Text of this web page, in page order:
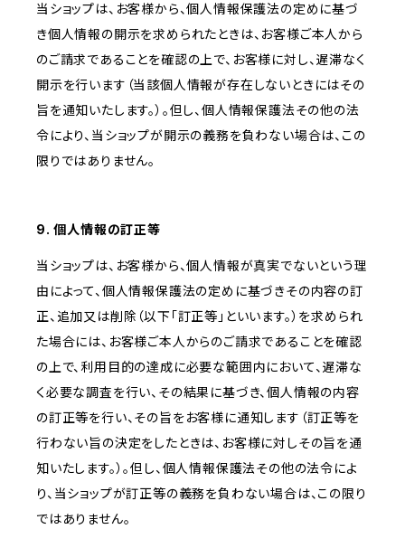
当ショップは、お客様から、個人情報保護法の定めに基づ
き個人情報の開示を求められたときは、お客様ご本人から
のご請求であることを確認の上で、お客様に対し、遅滞なく
開示を行います（当該個人情報が存在しないときにはその
旨を通知いたします。）。但し、個人情報保護法その他の法
令により、当ショップが開示の義務を負わない場合は、この
限りではありません。
9. 個人情報の訂正等
当ショップは、お客様から、個人情報が真実でないという理
由によって、個人情報保護法の定めに基づきその内容の訂
正、追加又は削除（以下「訂正等」といいます。）を求められ
た場合には、お客様ご本人からのご請求であることを確認
の上で、利用目的の達成に必要な範囲内において、遅滞な
く必要な調査を行い、その結果に基づき、個人情報の内容
の訂正等を行い、その旨をお客様に通知します（訂正等を
行わない旨の決定をしたときは、お客様に対しその旨を通
知いたします。）。但し、個人情報保護法その他の法令によ
り、当ショップが訂正等の義務を負わない場合は、この限り
ではありません。